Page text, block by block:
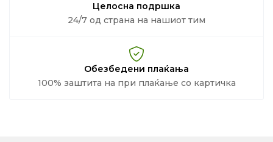
Целосна подршка
24/7 од страна на нашиот тим
Обезбедени плаќања
100% заштита на при плаќање со картичка